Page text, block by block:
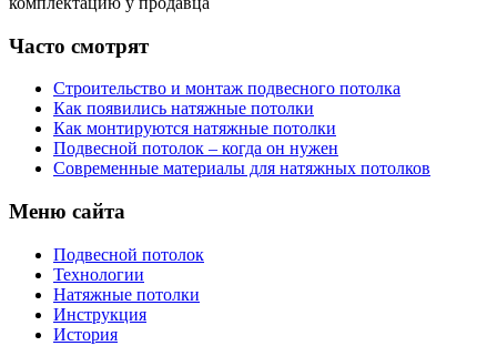
Часто смотрят
Строительство и монтаж подвесного потолка
Как появились натяжные потолки
Как монтируются натяжные потолки
Подвесной потолок – когда он нужен
Современные материалы для натяжных потолков
Меню сайта
Подвесной потолок
Технологии
Натяжные потолки
Инструкция
История